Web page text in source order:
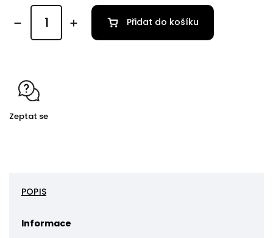
Přidat do košíku
Zeptat se
POPIS
Informace